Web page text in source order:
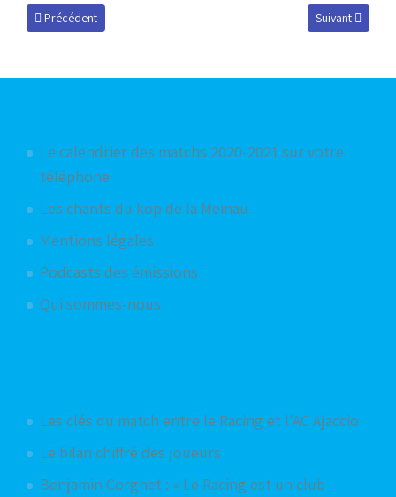
Article précédent : Podcast du 26 juillet 2012
Précédent Article suivant
Suivant
Le calendrier des matchs 2020-2021 sur votre
téléphone
Les chants du kop de la Meinau
Mentions légales
Podcasts des émissions
Qui sommes-nous
Les clés du match entre le Racing et l'AC Ajaccio
Le bilan chiffré des joueurs
Benjamin Corgnet : « Le Racing est un club